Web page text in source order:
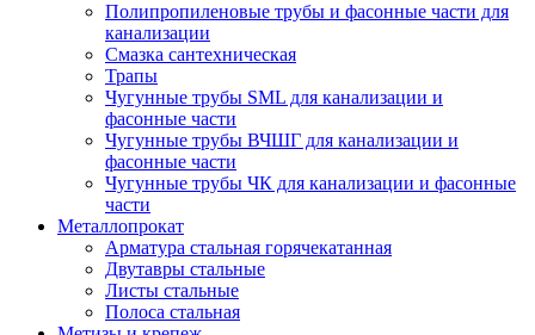
Полипропиленовые трубы и фасонные части для
канализации
Смазка сантехническая
Трапы
Чугунные трубы SML для канализации и
фасонные части
Чугунные трубы ВЧШГ для канализации и
фасонные части
Чугунные трубы ЧК для канализации и фасонные
части
Металлопрокат
Арматура стальная горячекатанная
Двутавры стальные
Листы стальные
Полоса стальная